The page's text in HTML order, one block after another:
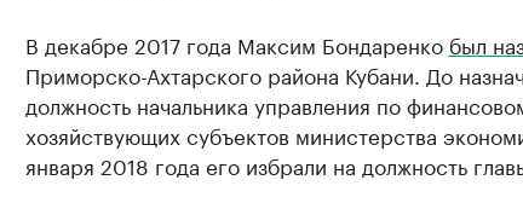
В декабре 2017 года Максим Бондаренко был
Приморско-Ахтарского района Кубани. До
должность начальника управления по
хозяйствующих субъектов министерства
января 2018 года его избрали на должность